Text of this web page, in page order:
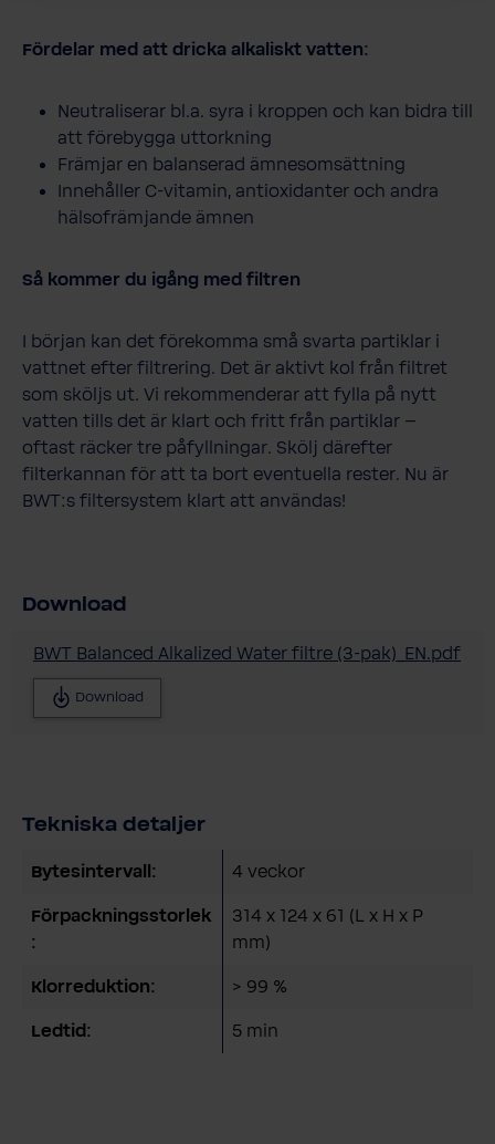
Fördelar med att dricka alkaliskt vatten:
Neutraliserar bl.a. syra i kroppen och kan bidra till
att förebygga uttorkning
Främjar en balanserad ämnesomsättning
Innehåller C-vitamin, antioxidanter och andra
hälsofrämjande ämnen
Så kommer du igång med filtren
I början kan det förekomma små svarta partiklar i
vattnet efter filtrering. Det är aktivt kol från filtret
som sköljs ut. Vi rekommenderar att fylla på nytt
vatten tills det är klart och fritt från partiklar –
oftast räcker tre påfyllningar. Skölj därefter
filterkannan för att ta bort eventuella rester. Nu är
BWT:s filtersystem klart att användas!
Download
BWT Balanced Alkalized Water filtre (3-pak)_EN.pdf
Download
Tekniska detaljer
Bytesintervall: 4 veckor
Förpackningsstorlek
:
314 x 124 x 61 (L x H x P
mm)
Klorreduktion: > 99 %
Ledtid: 5 min